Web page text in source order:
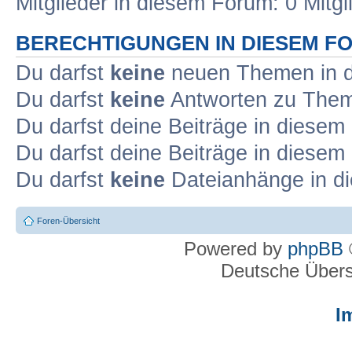
BERECHTIGUNGEN IN DIESEM
Du darfst keine neuen Themen in
Du darfst keine Antworten zu
Du darfst deine Beiträge in
Du darfst deine Beiträge in
Du darfst keine Dateianhänge in
Foren-Übersicht
Powered by phpBB
Deutsche